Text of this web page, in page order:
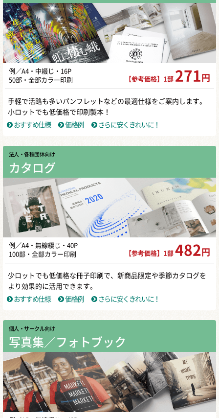
例／A4・中綴じ・16P
50部・全部カラー印刷
【参考価格】1部 271 円
手軽で活路も多いパンフレットなどの最適仕様をご案内します。
小ロットでも低価格で印刷製本！
おすすめ仕様
価格例 さらに安くきれいに！
法人・各種団体向け
カタログ
例／A4・無線綴じ・40P
100部・全部カラー印刷
【参考価格】1部 482 円
少ロットでも低価格な冊子印刷で、新商品限定や季節カタログを
より効果的に活用できます。
おすすめ仕様
価格例 さらに安くきれいに！
個人・サークル向け
写真集／フォトブック